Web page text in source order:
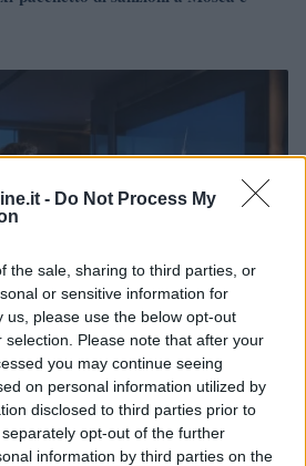
- Do Not Process My
the sale, sharing to third parties, or
or sensitive information for
us, please use the below opt-out
Please note that after your
you may continue seeing
on personal information utilized by
disclosed to third parties prior to
opt-out of the further
information by third parties on the
e Intesa Sanpaolo tra gli investitori